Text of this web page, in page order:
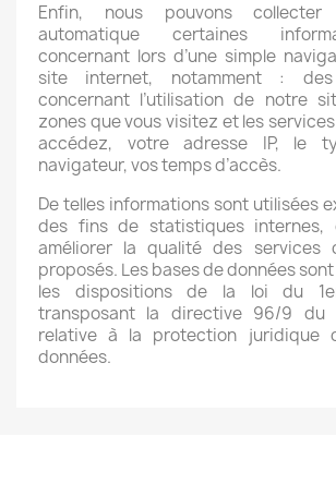
Enfin, nous pouvons
automatique certaines
concernant lors d’une simple
site internet, notamment : des
concernant l’utilisation de notre
zones que vous visitez et les
accédez, votre adresse IP, le
navigateur, vos temps d’accès.
De telles informations sont utilisées
des fins de statistiques internes,
améliorer la qualité des services
proposés. Les bases de données
les dispositions de la loi du
transposant la directive 96/9 du
relative à la protection juridique
données.